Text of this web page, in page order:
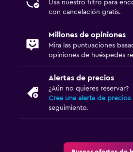
Usa nuestro filtro para
con cancelación gratis.
Millones de opiniones
Mira las puntuaciones
opiniones de huéspedes
Alertas de precios
¿Aún no quieres reservar?
Crea una alerta de precios
seguimiento.